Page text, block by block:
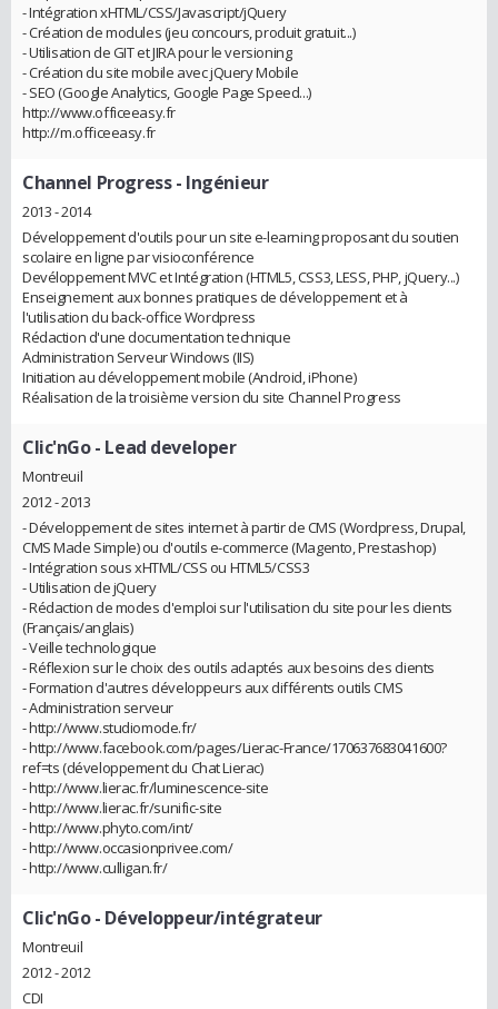
- Intégration xHTML/CSS/Javascript/jQuery
- Création de modules (jeu concours, produit gratuit...)
- Utilisation de GIT et JIRA pour le versioning
- Création du site mobile avec jQuery Mobile
- SEO (Google Analytics, Google Page Speed...)
http://www.officeeasy.fr
http://m.officeeasy.fr
Channel Progress- Ingénieur
2013 - 2014
Développement d'outils pour un site e-learning proposant du soutien
scolaire en ligne par visioconférence
Devéloppement MVC et Intégration (HTML5, CSS3, LESS, PHP, jQuery...)
Enseignement aux bonnes pratiques de développement et à
l'utilisation du back-office Wordpress
Rédaction d'une documentation technique
Administration Serveur Windows (IIS)
Initiation au développement mobile (Android, iPhone)
Réalisation de la troisième version du site Channel Progress
Clic'nGo- Lead developer
Montreuil
2012 - 2013
- Développement de sites internet à partir de CMS (Wordpress, Drupal,
CMS Made Simple) ou d'outils e-commerce (Magento, Prestashop)
- Intégration sous xHTML/CSS ou HTML5/CSS3
- Utilisation de jQuery
- Rédaction de modes d'emploi sur l'utilisation du site pour les clients
(Français/anglais)
- Veille technologique
- Réflexion sur le choix des outils adaptés aux besoins des clients
- Formation d'autres développeurs aux différents outils CMS
- Administration serveur
- http://www.studiomode.fr/
- http://www.facebook.com/pages/Lierac-France/170637683041600?
ref=ts (développement du Chat Lierac)
- http://www.lierac.fr/luminescence-site
- http://www.lierac.fr/sunific-site
- http://www.phyto.com/int/
- http://www.occasionprivee.com/
- http://www.culligan.fr/
Clic'nGo- Développeur/intégrateur
Montreuil
2012 - 2012
CDI